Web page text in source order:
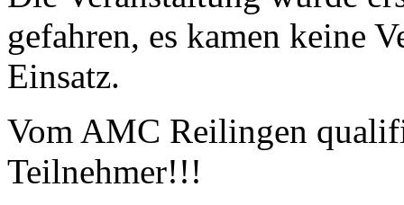
gefahren, es kamen keine
Einsatz.
Vom AMC Reilingen
Teilnehmer!!!